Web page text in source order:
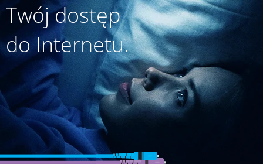
Twój dostęp
do Internetu.